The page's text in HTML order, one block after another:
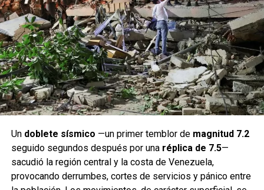
Un doblete sísmico —un primer temblor de magnitud 7.2
seguido segundos después por una réplica de 7.5—
sacudió la región central y la costa de Venezuela,
provocando derrumbes, cortes de servicios y pánico entre